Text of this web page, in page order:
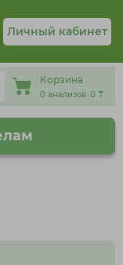
Личный кабинет
Корзина
0 анализов 0 ₸